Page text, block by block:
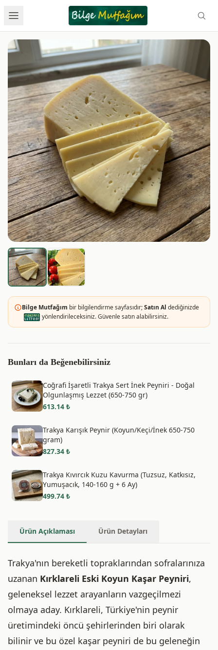
Bilge Mutfağım bir bilgilendirme sayfasıdır;Satın Al dediğinizde
yönlendirileceksiniz. Güvenle satın alabilirsiniz.
Bunları da Beğenebilirsiniz
Coğrafi İşaretli Trakya Sert İnek Peyniri - Doğal
Olgunlaşmış Lezzet (650-750 gr)
613.14 ₺
Trakya Karışık Peynir (Koyun/Keçi/İnek 650-750
gram)
827.34 ₺
Trakya Kıvırcık Kuzu Kavurma (Tuzsuz, Katkısız,
Yumuşacık, 140-160 g + 6 Ay)
499.74 ₺
Ürün Açıklaması Ürün Detayları
Trakya'nın bereketli topraklarından sofralarınıza
uzanan Kırklareli Eski Koyun Kaşar Peyniri,
geleneksel lezzet arayanların vazgeçilmezi
olmaya aday. Kırklareli, Türkiye'nin peynir
üretimindeki öncü şehirlerinden biri olarak
bilinir ve bu özel kaşar peyniri de bu geleneğin